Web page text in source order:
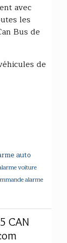
avec
les
Bus de
de
auto
voiture
alarme
CAN